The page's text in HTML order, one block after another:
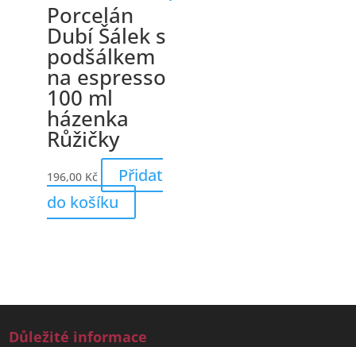
Porcelán
Dubí Šálek s
podšálkem
na espresso
100 ml
házenka
Růžičky
196,00 Kč
Přidat
do košíku
Důležité informace